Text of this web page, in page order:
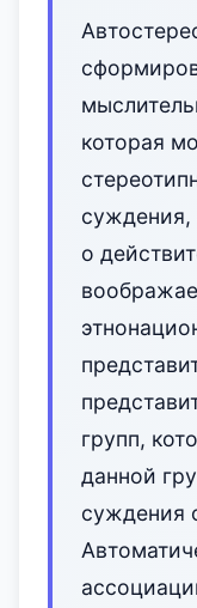
которая
суждения,
о
групп,
данной
суждения